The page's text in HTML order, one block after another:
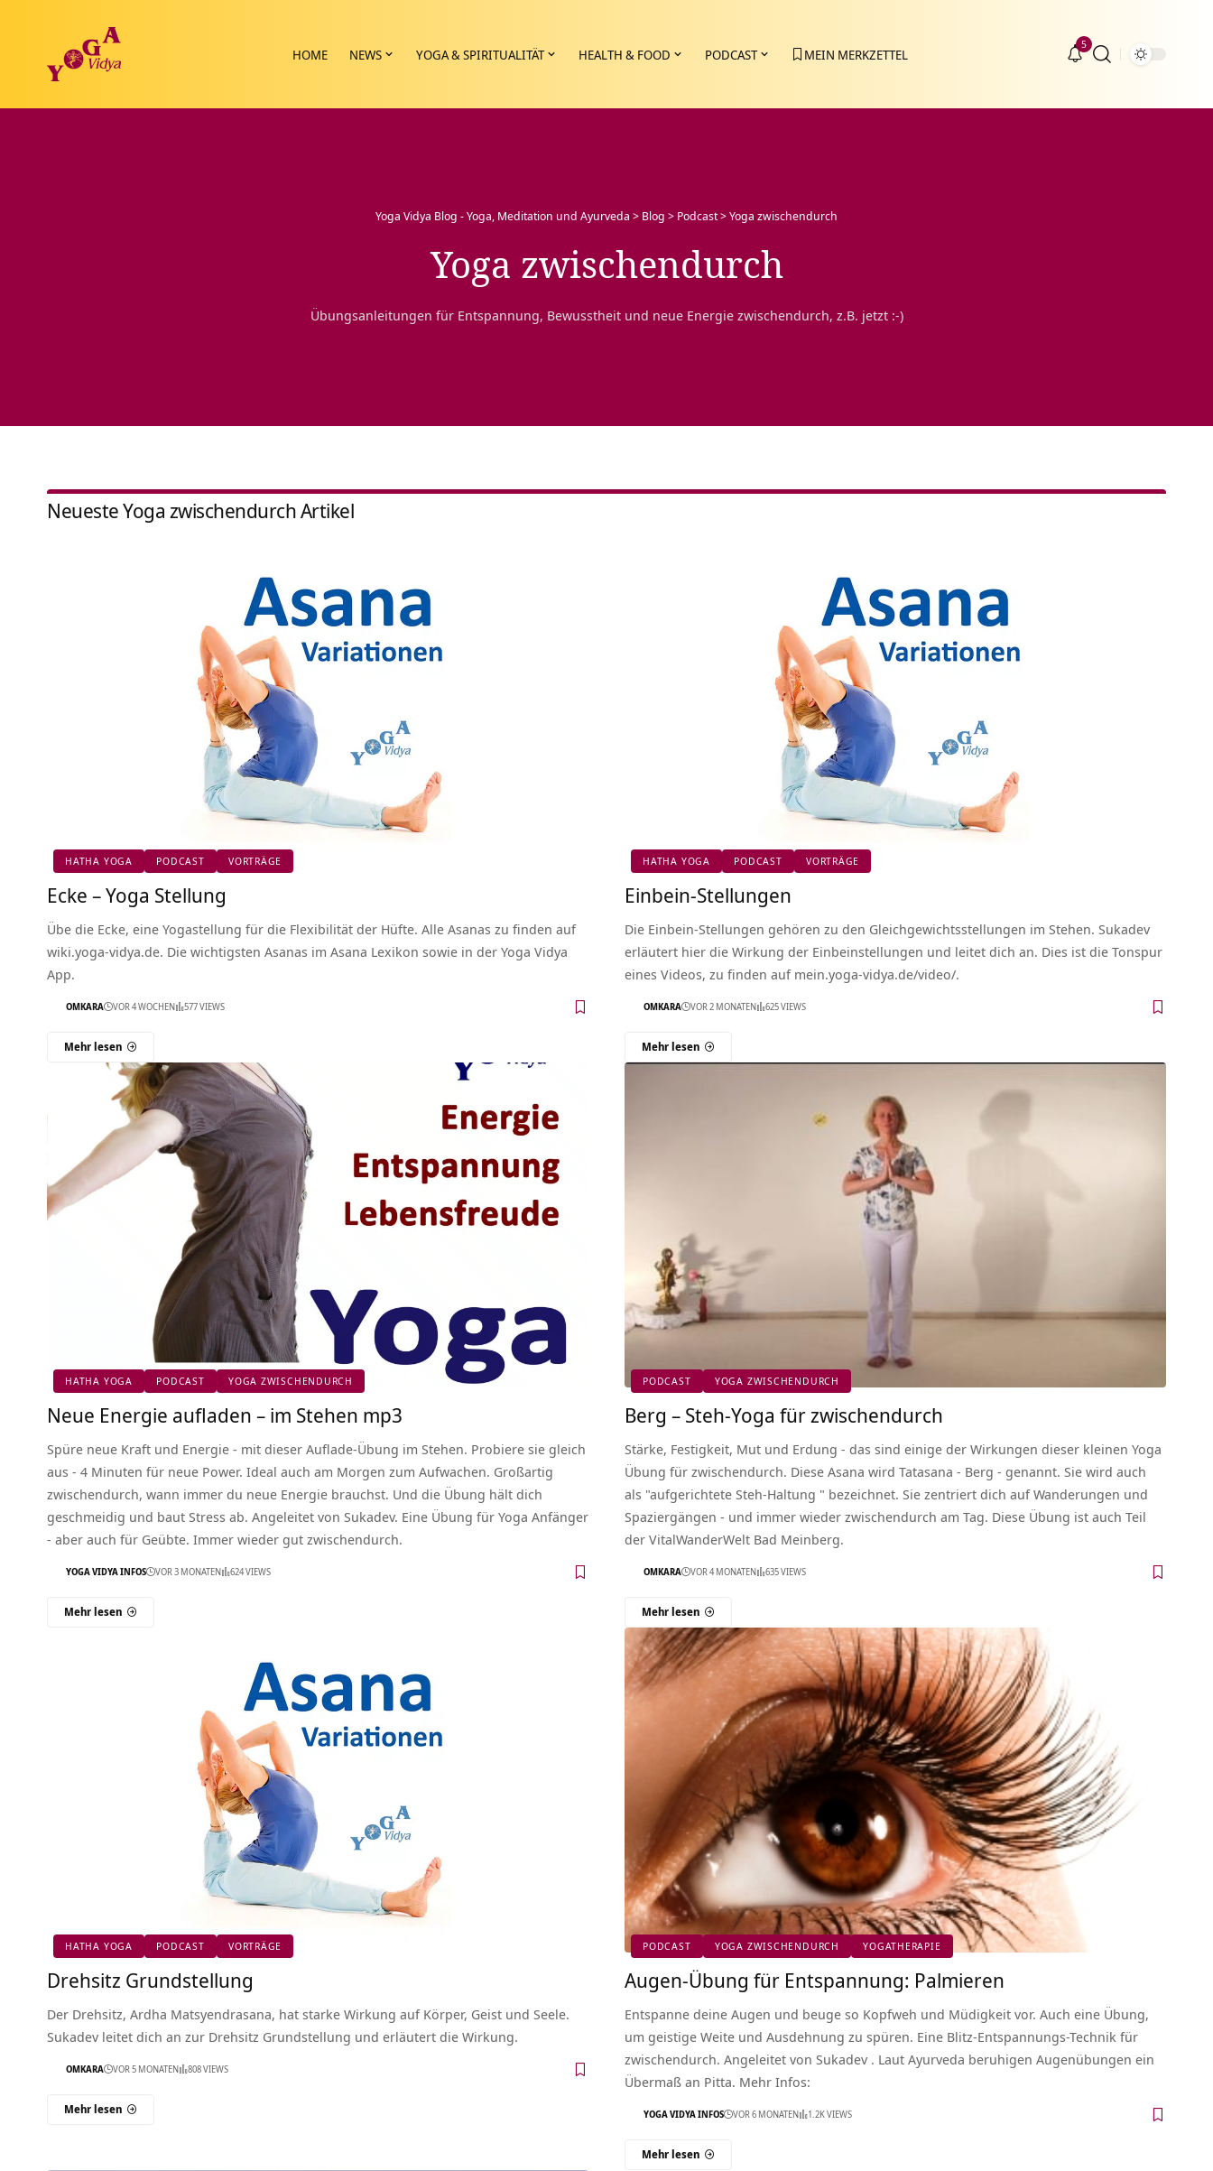
HOME NEWS YOGA & SPIRITUALITÄT HEALTH & FOOD PODCAST MEIN MERKZETTEL
5
Yoga Vidya Blog - Yoga, Meditation und Ayurveda > Blog > Podcast>Yoga zwischendurch
Yoga zwischendurch
Übungsanleitungen für Entspannung, Bewusstheit und neue Energie zwischendurch, z.B. jetzt :-)
Neueste Yoga zwischendurch Artikel
HATHA YOGA PODCAST VORTRÄGE
Ecke – Yoga Stellung
Übe die Ecke, eine Yogastellung für die Flexibilität der Hüfte. Alle Asanas zu finden auf
wiki.yoga-vidya.de. Die wichtigsten Asanas im Asana Lexikon sowie in der Yoga Vidya
App.
OMKARA VOR 4 WOCHEN 577 VIEWS
Mehr lesen
HATHA YOGA PODCAST VORTRÄGE
Einbein-Stellungen
Die Einbein-Stellungen gehören zu den Gleichgewichtsstellungen im Stehen. Sukadev
erläutert hier die Wirkung der Einbeinstellungen und leitet dich an. Dies ist die Tonspur
eines Videos, zu finden auf mein.yoga-vidya.de/video/.
OMKARA VOR 2 MONATEN 625 VIEWS
Mehr lesen
HATHA YOGA PODCAST YOGA ZWISCHENDURCH
Neue Energie aufladen – im Stehen mp3
Spüre neue Kraft und Energie - mit dieser Auflade-Übung im Stehen. Probiere sie gleich
aus - 4 Minuten für neue Power. Ideal auch am Morgen zum Aufwachen. Großartig
zwischendurch, wann immer du neue Energie brauchst. Und die Übung hält dich
geschmeidig und baut Stress ab. Angeleitet von Sukadev. Eine Übung für Yoga Anfänger
- aber auch für Geübte. Immer wieder gut zwischendurch.
YOGA VIDYA INFOS VOR 3 MONATEN 624 VIEWS
Mehr lesen
PODCAST YOGA ZWISCHENDURCH
Berg – Steh-Yoga für zwischendurch
Stärke, Festigkeit, Mut und Erdung - das sind einige der Wirkungen dieser kleinen Yoga
Übung für zwischendurch. Diese Asana wird Tatasana - Berg - genannt. Sie wird auch
als "aufgerichtete Steh-Haltung " bezeichnet. Sie zentriert dich auf Wanderungen und
Spaziergängen - und immer wieder zwischendurch am Tag. Diese Übung ist auch Teil
der VitalWanderWelt Bad Meinberg.
OMKARA VOR 4 MONATEN 635 VIEWS
Mehr lesen
HATHA YOGA PODCAST VORTRÄGE
Drehsitz Grundstellung
Der Drehsitz, Ardha Matsyendrasana, hat starke Wirkung auf Körper, Geist und Seele.
Sukadev leitet dich an zur Drehsitz Grundstellung und erläutert die Wirkung.
OMKARA VOR 5 MONATEN 808 VIEWS
Mehr lesen
PODCAST YOGA ZWISCHENDURCH YOGATHERAPIE
Augen-Übung für Entspannung: Palmieren
Entspanne deine Augen und beuge so Kopfweh und Müdigkeit vor. Auch eine Übung,
um geistige Weite und Ausdehnung zu spüren. Eine Blitz-Entspannungs-Technik für
zwischendurch. Angeleitet von Sukadev . Laut Ayurveda beruhigen Augenübungen ein
Übermaß an Pitta. Mehr Infos:
YOGA VIDYA INFOS VOR 6 MONATEN 1.2K VIEWS
Mehr lesen